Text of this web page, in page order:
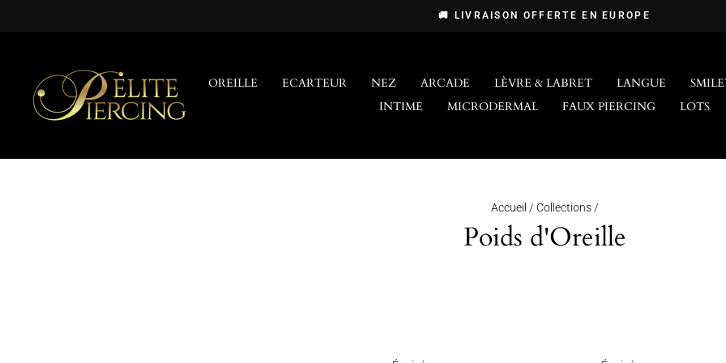
au
🚚 LIVRAISON OFFERTE EN EUROPE
OREILLE ECARTEUR NEZ ARCADE LÈVRE & LABRET LANGUE
INTIME
MICRODERMAL FAUX PIERCING LOTS
Accueil / Collections /
Poids d'Oreille